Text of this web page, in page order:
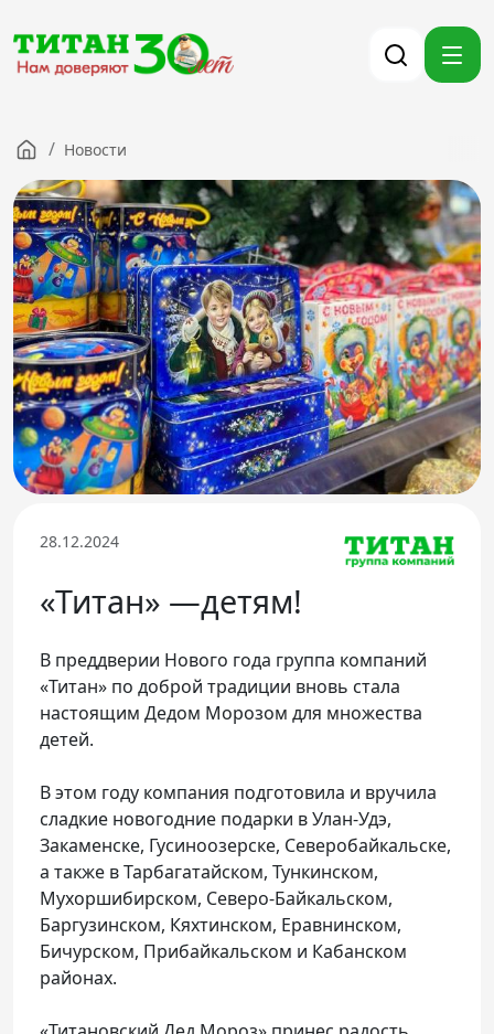
Компания
Партнерам
Тендеры
Вакансии
Новости
Контакты
Версия для слабовидящих
8 (3012) 411-099
Телефон доверия
/ Новости
28.12.2024
«Титан» —детям!
В преддверии Нового года группа компаний
«Титан» по доброй традиции вновь стала
настоящим Дедом Морозом для множества
детей.
В этом году компания подготовила и вручила
сладкие новогодние подарки в Улан-Удэ,
Закаменске, Гусиноозерске, Северобайкальске,
а также в Тарбагатайском, Тункинском,
Мухоршибирском, Северо-Байкальском,
Баргузинском, Кяхтинском, Еравнинском,
Бичурском, Прибайкальском и Кабанском
районах.